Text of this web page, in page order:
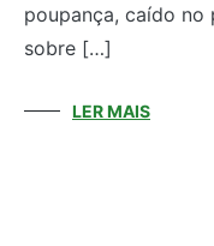
poupança, caído no
sobre […]
LER MAIS